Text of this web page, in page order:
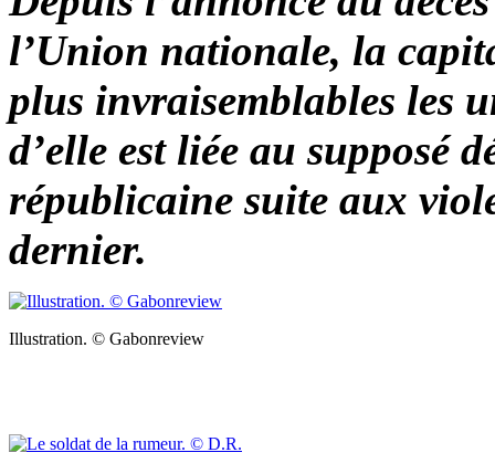
l’Union nationale, la
plus invraisemblables les
d’elle est liée au supposé
républicaine suite aux
dernier.
Illustration. © Gabonreview